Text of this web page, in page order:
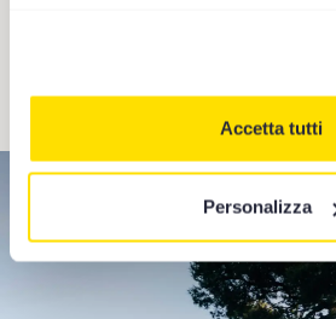
Accetta tutti
Personalizza